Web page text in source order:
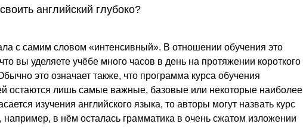
английский глубоко?
с самим словом «интенсивный». В отношении обучения это
вы уделяете учёбе много часов в день на протяжении короткого
это означает также, что программа курса обучения
остаются лишь самые важные, базовые или некоторые наиболее
изучения английского языка, то авторы могут назвать курс
в нём осталась грамматика в очень сжатом изложении